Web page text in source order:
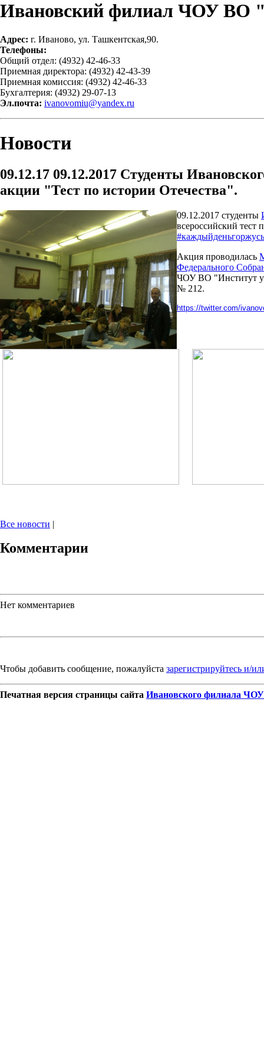
Ивановский филиал ЧОУ ВО
Адрес: г. Иваново, ул. Ташкентская,90.
Телефоны:
Общий отдел: (4932) 42-46-33
Приемная директора: (4932) 42-43-39
Приемная комиссия: (4932) 42-46-33
Бухгалтерия: (4932) 29-07-13
Эл.почта: ivanovomiu@yandex.ru
Новости
09.12.17 09.12.2017 Студенты
акции "Тест по истории Отечества".
09.12.2017 студенты
всероссийский
Акция проводилась
Федерального
ЧОУ ВО "Институт
№ 212.
https://twitter.com/
Все новости |
Комментарии
Нет комментариев
Чтобы добавить сообщение, пожалуйста зарегистрируйтесь и/
Печатная версия страницы сайта Ивановского филиала